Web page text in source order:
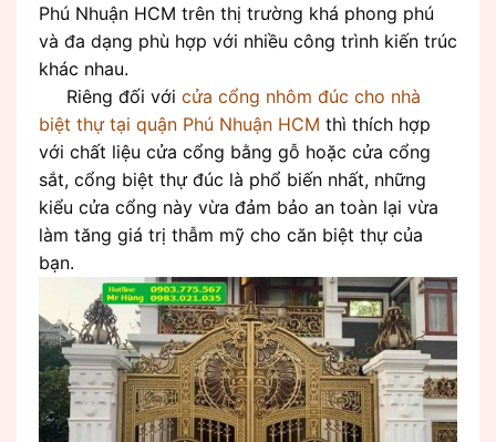
Phú Nhuận HCM trên thị trường khá phong phú
và đa dạng phù hợp với nhiều công trình kiến trúc
khác nhau.
Riêng đối với cửa cổng nhôm đúc cho nhà
biệt thự tại quận Phú Nhuận HCM thì thích hợp
với chất liệu cửa cổng bằng gỗ hoặc cửa cổng
sắt, cổng biệt thự đúc là phổ biến nhất, những
kiểu cửa cổng này vừa đảm bảo an toàn lại vừa
làm tăng giá trị thẫm mỹ cho căn biệt thự của
bạn.